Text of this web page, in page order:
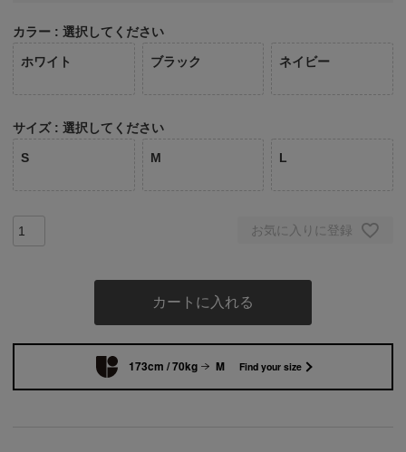
カラー 選択してください
ホワイト ブラック ネイビー
サイズ 選択してください
S M L
お気に入りに登録
カートに入れる
173cm / 70kg M Find your size